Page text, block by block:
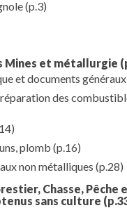
(p.3)
Mines et métallurgie
et documents généraux
des
plomb (p.16)
non métalliques (p.28)
Chasse, Pêche
sans culture